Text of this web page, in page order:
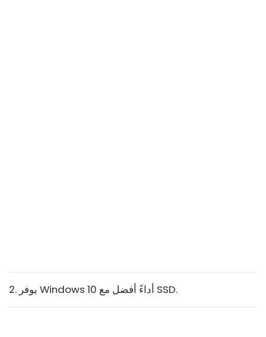
2. يوفر Windows 10 أداءً أفضل مع SSD.